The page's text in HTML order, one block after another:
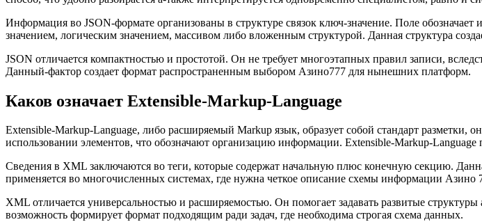
Информация во JSON-формате организованы в структуре связок ключ-значение. Поле
значением, логическим значением, массивом либо вложенным структурой. Данная структура
JSON отличается компактностью и простотой. Он не требует многоэтапных правил записи,
Данный-фактор создает формат распространенным выбором Азино777 для нынешних платформ.
Каков означает Extensible-Markup-Language
Extensible-Markup-Language, либо расширяемый Markup язык, образует собой стандарт разметки,
использовании элементов, что обозначают организацию информации. Extensible-Markup-
Сведения в XML заключаются во теги, которые содержат начальную плюс конечную секцию.
применяется во многочисленных системах, где нужна четкое описание схемы информации Азино
XML отличается универсальностью и расширяемостью. Он помогает задавать развитые
возможность формирует формат подходящим ради задач, где необходима строгая схема данных.